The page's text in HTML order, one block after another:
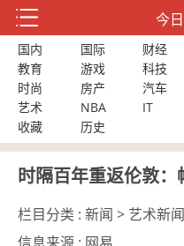
今
国内 国际 财经
教育
游戏 科技
时尚
房产 汽车
艺术
NBA IT
收藏
历史
时隔百年重返伦敦
栏目分类 : 新闻 > 艺术新闻